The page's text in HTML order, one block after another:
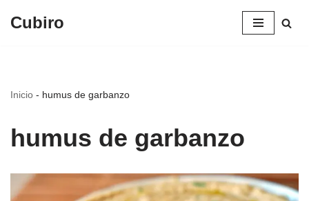
Cubiro
Inicio - humus de garbanzo
humus de garbanzo